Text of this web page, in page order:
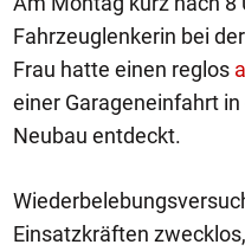
Fahrzeuglenkerin bei der
Frau hatte einen reglos
einer Garageneinfahrt
Neubau entdeckt.
Einsatzkräften